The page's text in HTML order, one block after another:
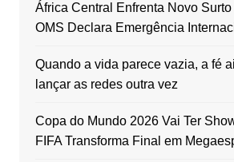
África Central Enfrenta Novo
OMS Declara Emergência
Quando a vida parece vazia, a fé
lançar as redes outra vez
Copa do Mundo 2026 Vai Ter
FIFA Transforma Final em